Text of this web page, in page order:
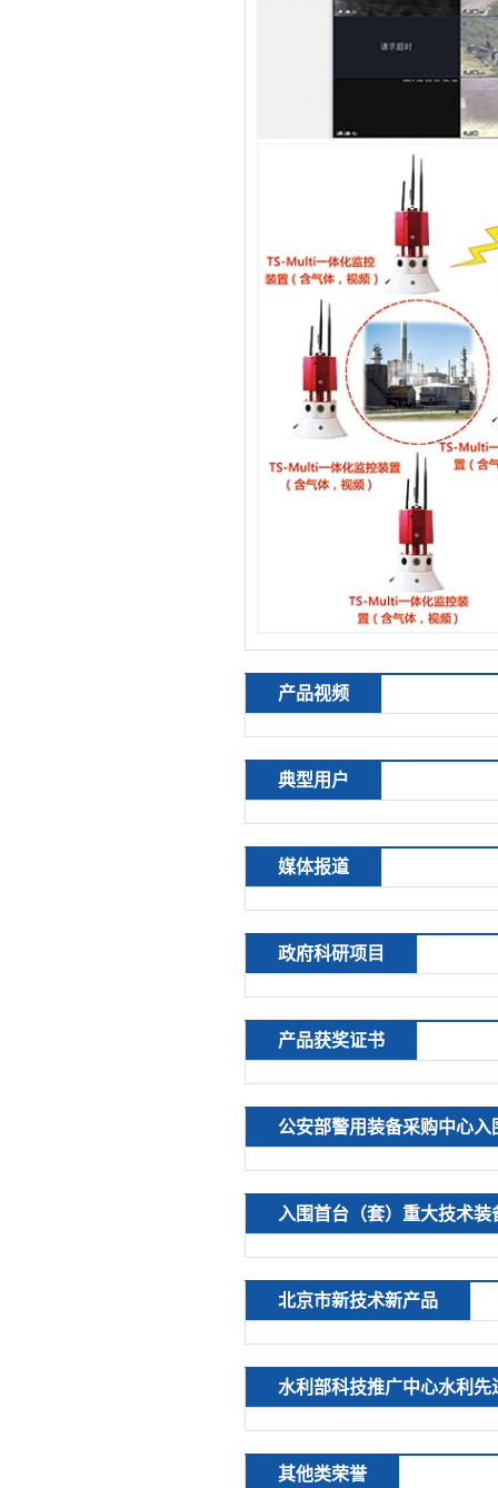
产品视频
典型用户
媒体报道
政府科研项目
产品获奖证书
公安部警用装备采购中心入
入围首台（套）重大技术装
北京市新技术新产品
水利部科技推广中心水利
其他类荣誉